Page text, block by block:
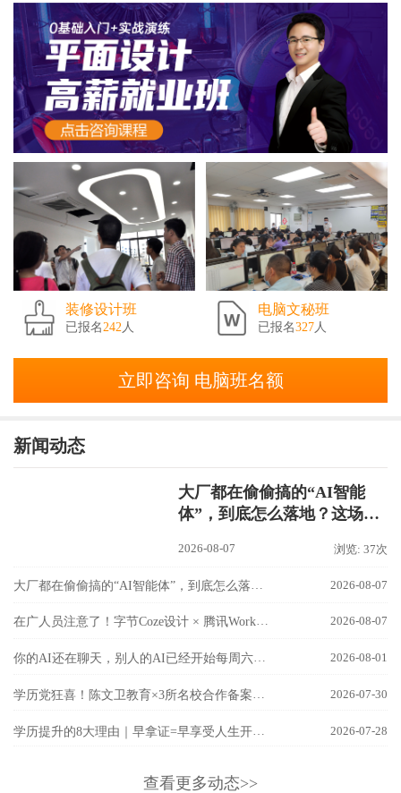
装修设计班
已报名 242 人
电脑文秘班
已报名327 人
立即咨询 电脑班名额
新闻动态
大厂都在偷偷搞的“AI智能
体”，到底怎么落地？这场
班】讲透了！
2026-08-07 浏览: 37次
2026-08-07
在广人员注意了！字节Coze设计 × 腾讯WorkBuddy联手，国内最强AI双雄组合，8月9日隆基校区实战开讲！ 2026-08-07
你的AI还在聊天，别人的AI已经开始每周六自己加班了！ 2026-08-01
学历党狂喜！陈文卫教育×3所名校合作备案成功！ 2026-07-30
2026-07-28
查看更多动态>>